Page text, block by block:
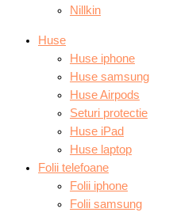
Nillkin
Huse
Huse iphone
Huse samsung
Huse Airpods
Seturi protectie
Huse iPad
Huse laptop
Folii telefoane
Folii iphone
Folii samsung